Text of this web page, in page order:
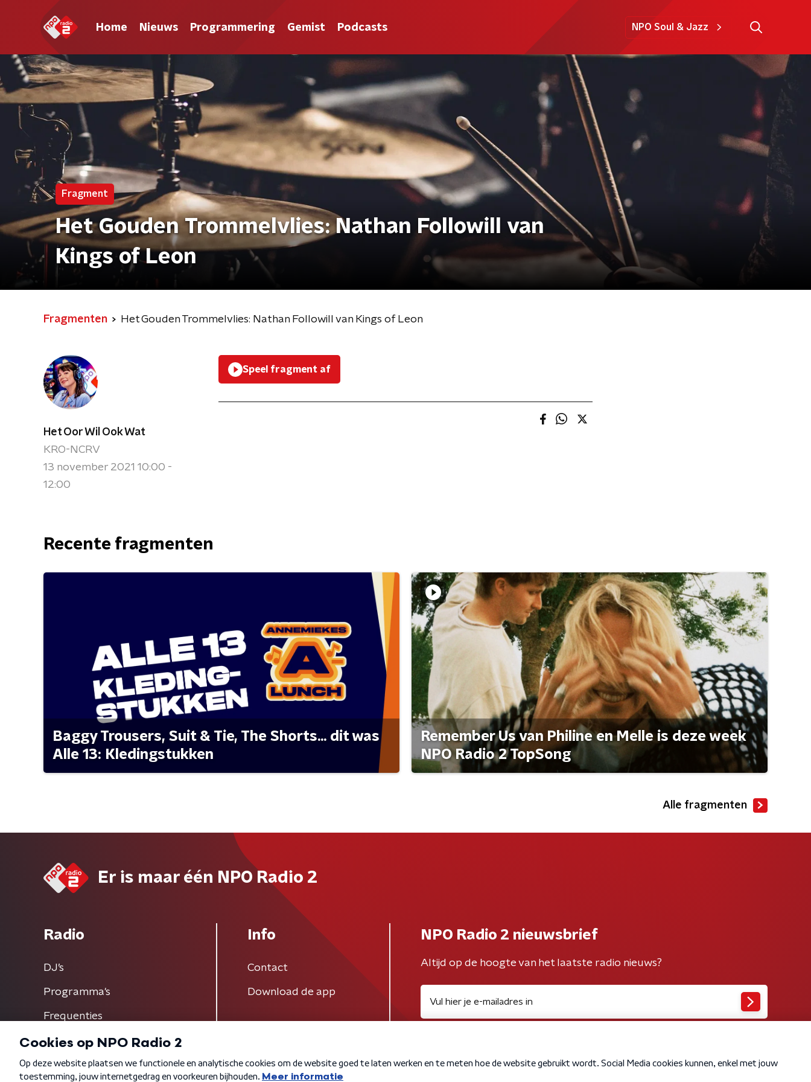
Home Nieuws Programmering Gemist Podcasts NPO Soul & Jazz
Fragment
Het Gouden Trommelvlies: Nathan Followill van
Kings of Leon
Fragmenten Het Gouden Trommelvlies: Nathan Followill van Kings of Leon
Het Oor Wil Ook Wat
KRO-NCRV
13 november 2021 10:00 -
12:00
Speel fragment af
Recente fragmenten
Baggy Trousers, Suit & Tie, The Shorts... dit was
Alle 13: Kledingstukken
Remember Us van Philine en Melle is deze week
NPO Radio 2 TopSong
Alle fragmenten
Er is maar één NPO Radio 2
Radio
DJ’s
Programma's
Frequenties
Info
Contact
Download de app
NPO Radio 2 nieuwsbrief
Altijd op de hoogte van het laatste radio nieuws?